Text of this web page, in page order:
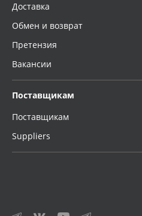
Доставка
Обмен и возврат
Претензия
Вакансии
Поставщикам
Поставщикам
Suppliers